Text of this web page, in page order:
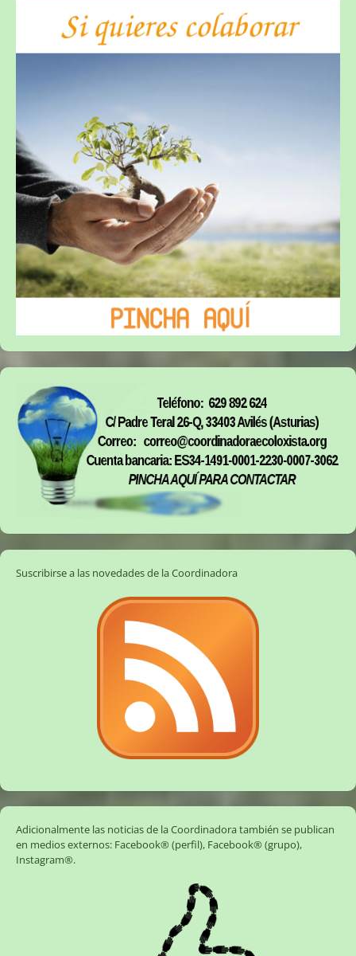
Suscribirse a las novedades de la Coordinadora
Adicionalmente las noticias de la Coordinadora también se publican
en medios externos: Facebook® (perfil), Facebook® (grupo),
Instagram®.